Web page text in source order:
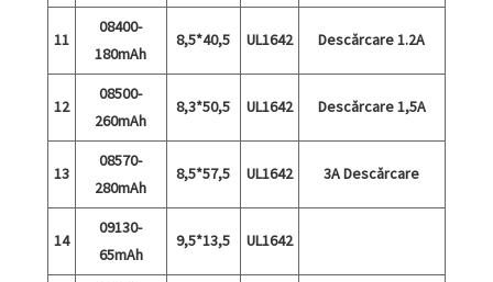
11
08400-
180mAh
8,5*40,5 UL1642 Descărcare 1.2A
12
08500-
260mAh
8,3*50,5 UL1642 Descărcare 1,5A
13
08570-
280mAh
8,5*57,5 UL1642 3A Descărcare
14
09130-
65mAh
9,5*13,5 UL1642